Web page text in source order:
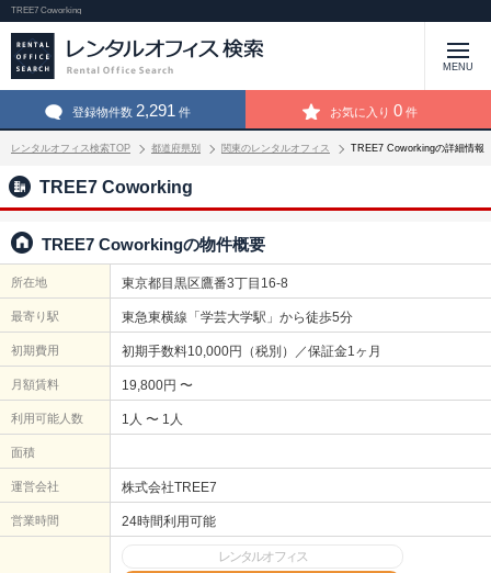
TREE7 Coworking
MENU
登録物件数 2,291 件 お気に入り 0 件
レンタルオフィス検索TOP 都道府県別 関東のレンタルオフィス TREE7 Coworkingの詳細情報
TREE7 Coworking
TREE7 Coworkingの物件概要
所在地 東京都目黒区鷹番3丁目16-8
最寄り駅 東急東横線「学芸大学駅」から徒歩5分
初期費用 初期手数料10,000円（税別）／保証金1ヶ月
月額賃料 19,800円 〜
利用可能人数 1人 〜 1人
面積
運営会社 株式会社TREE7
営業時間 24時間利用可能
レンタルオフィス